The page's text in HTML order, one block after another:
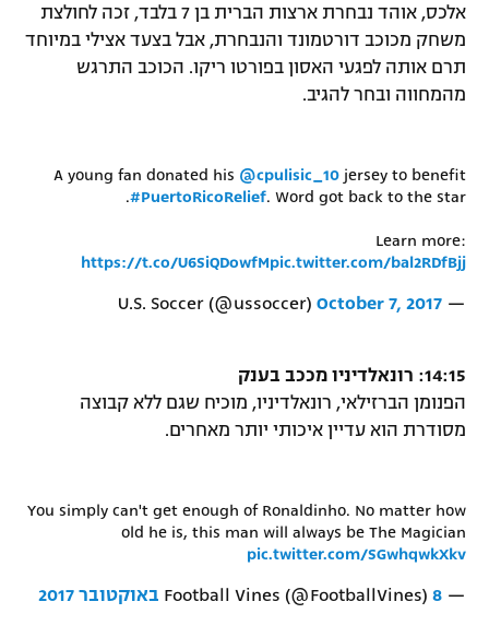
אלכס, אוהד נבחרת ארצות הברית בן 7 בלבד, זכה לחולצת
משחק מכוכב דורטמונד והנבחרת, אבל בצעד אצילי במיוחד
תרם אותה לפגעי האסון בפורטו ריקו. הכוכב התרגש
מהמחווה ובחר להגיב.
A young fan donated his @cpulisic_10 jersey to benefit
#PuertoRicoRelief. Word got back to the star.
Learn more:
https://t.co/U6SiQDowfMpic.twitter.com/bal2RDfBjj
— U.S. Soccer (@ussoccer)
October 7, 2017
14:15: רונאלדיניו מככב בענק
הפנומן הברזילאי, רונאלדיניו, מוכיח שגם ללא קבוצה
מסודרת הוא עדיין איכותי יותר מאחרים.
You simply can't get enough of Ronaldinho. No matter how
old he is, this man will always be The Magician
pic.twitter.com/SGwhqwkXkv
— Football Vines (@FootballVines) 8 באוקטובר 2017